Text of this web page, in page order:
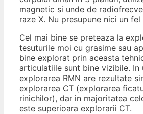
magnetic si unde de
raze X. Nu presupune nici un
Cel mai bine se preteaza la
tesuturile moi cu grasime sau
bine explorat prin aceasta
articulatiile sunt bine vizibile. In
explorarea RMN are rezultate
explorarea CT (explorarea
rinichilor), dar in majoritatea
este superioara explorarii CT.